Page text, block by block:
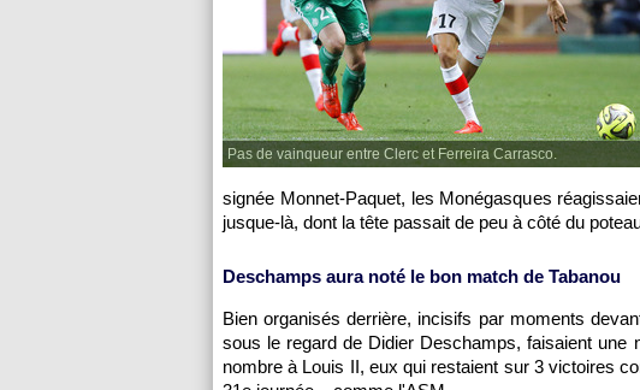
Pas de vainqueur entre Clerc et Ferreira Carrasco.
signée Monnet-Paquet, les Monégasques
jusque-là, dont la tête passait de peu à côté du
Deschamps aura noté le bon match de Tabanou
Bien organisés derrière, incisifs par moments
sous le regard de Didier Deschamps, faisaient
nombre à Louis II, eux qui restaient sur 3 victoires